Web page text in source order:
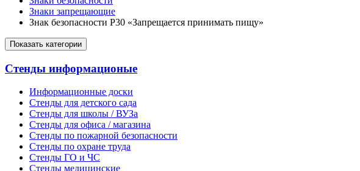
Знаки запрещающие
Знак безопасности P30 «Запрещается принимать пищу»
Показать категории
Стенды информационые
Информационные доски
Стенды для детского сада
Стенды для школы / ВУЗа
Стенды для офиса / магазина
Стенды по пожарной безопасности
Стенды по охране труда
Стенды ГО и ЧС
Стенды медицинские